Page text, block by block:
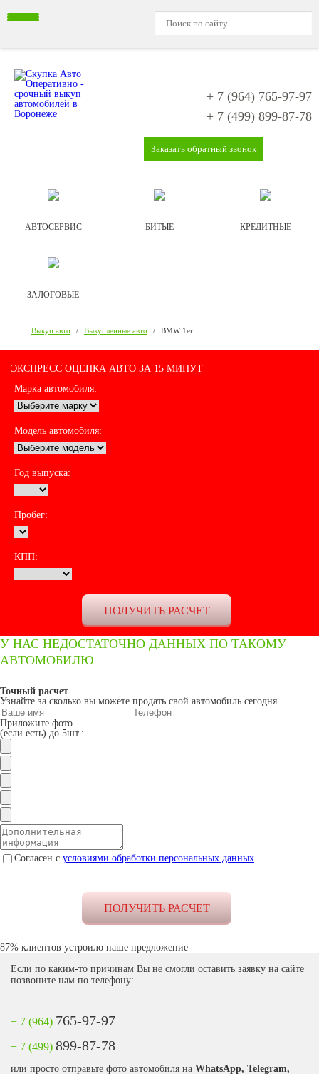
+ 7 (964) 765-97-97
+ 7 (499) 899-87-78
Заказать обратный звонок
АВТОСЕРВИС БИТЫЕ КРЕДИТНЫЕ
ЗАЛОГОВЫЕ
Выкуп авто / Выкупленные авто / BMW 1er
ЭКСПРЕСС ОЦЕНКА АВТО ЗА 15 МИНУТ
Марка автомобиля:
Модель автомобиля:
Год выпуска:
Пробег:
КПП:
У НАС НЕДОСТАТОЧНО ДАННЫХ ПО ТАКОМУ
АВТОМОБИЛЮ
Точный расчет
Узнайте за сколько вы можете продать свой автомобиль сегодня
Приложите фото
(если есть) до 5шт.:
Согласен с условиями обработки персональных данных
87% клиентов устроило наше предложение
Если по каким-то причинам Вы не смогли оставить заявку на сайте
позвоните нам по телефону:
+ 7 (964) 765-97-97
+ 7 (499) 899-87-78
или просто отправьте фото автомобиля на WhatsApp, Telegram,